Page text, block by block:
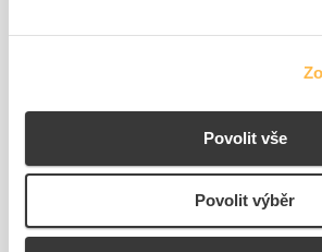
Povolit vše
Povolit výběr